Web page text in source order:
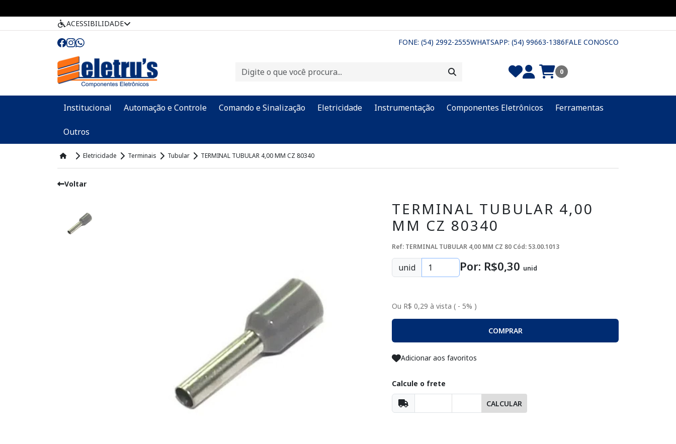
ACESSIBILIDADE
FONE: (54) 2992-2555WHATSAPP: (54) 99663-1386FALE CONOSCO
0
Institucional Automação e Controle Comando e Sinalização Eletricidade Instrumentação Componentes Eletrônicos Ferramentas
Outros
Eletricidade Terminais Tubular TERMINAL TUBULAR 4,00 MM CZ 80340
Voltar
TERMINAL TUBULAR 4,00
MM CZ 80340
Ref: TERMINAL TUBULAR 4,00 MM CZ 80 Cód: 53.00.1013
unid Por: R$0,30 unid
Ou R$ 0,29 à vista ( - 5% )
COMPRAR
Adicionar aos favoritos
Calcule o frete
CALCULAR